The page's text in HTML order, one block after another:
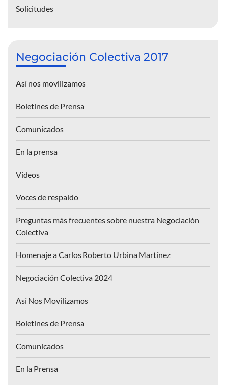
Solicitudes
Negociación Colectiva 2017
Así nos movilizamos
Boletines de Prensa
Comunicados
En la prensa
Videos
Voces de respaldo
Preguntas más frecuentes sobre nuestra Negociación
Colectiva
Homenaje a Carlos Roberto Urbina Martínez
Negociación Colectiva 2024
Así Nos Movilizamos
Boletines de Prensa
Comunicados
En la Prensa